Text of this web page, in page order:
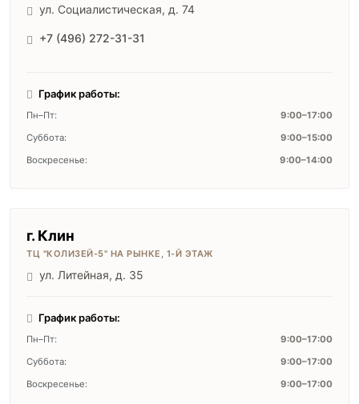
ул. Социалистическая, д. 74
+7 (496) 272-31-31
График работы:
Пн–Пт:
9:00–17:00
Суббота:
9:00–15:00
Воскресенье:
9:00–14:00
г. Клин
ТЦ "КОЛИЗЕЙ-5" НА РЫНКЕ, 1-Й ЭТАЖ
ул. Литейная, д. 35
График работы:
Пн–Пт:
9:00–17:00
Суббота:
9:00–17:00
Воскресенье:
9:00–17:00